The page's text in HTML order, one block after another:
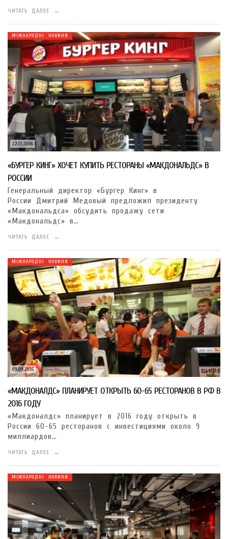
ЧИТАТЬ ДАЛЕЕ →
22.11.2016
МІЖНАРОДНІ НОВИНИ
«БУРГЕР КИНГ» ХОЧЕТ КУПИТЬ РЕСТОРАНЫ «МАКДОНАЛЬДС» В
РОССИИ
Генеральный директор «Бургер Кинг» в
России Дмитрий Медовый предложил президенту
«Макдональдса» обсудить продажу сети
«Макдональдс» в…
ЧИТАТЬ ДАЛЕЕ →
09.09.2016
МІЖНАРОДНІ НОВИНИ
«МАКДОНАЛДС» ПЛАНИРУЕТ ОТКРЫТЬ 60-65 РЕСТОРАНОВ В РФ В
2016 ГОДУ
«Макдоналдс» планирует в 2016 году открыть в
России 60-65 ресторанов с инвестициями около 9
миллиардов…
ЧИТАТЬ ДАЛЕЕ →
МІЖНАРОДНІ НОВИНИ